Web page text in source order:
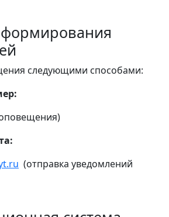
следующими способами:
(отправка уведомлений